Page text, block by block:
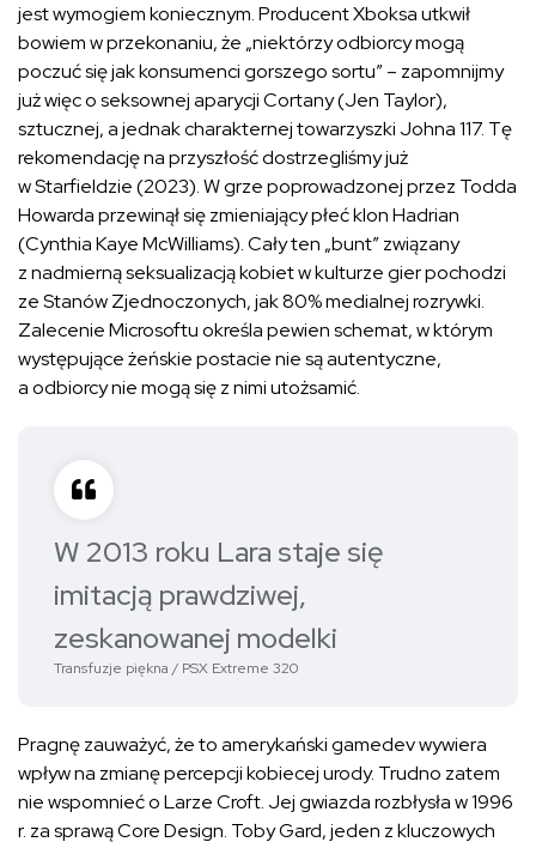
jest wymogiem koniecznym. Producent Xboksa utkwił
bowiem w przekonaniu, że „niektórzy odbiorcy mogą
poczuć się jak konsumenci gorszego sortu” – zapomnijmy
już więc o seksownej aparycji Cortany (Jen Taylor),
sztucznej, a jednak charakternej towarzyszki Johna 117. Tę
rekomendację na przyszłość dostrzegliśmy już
w Starfieldzie (2023). W grze poprowadzonej przez Todda
Howarda przewinął się zmieniający płeć klon Hadrian
(Cynthia Kaye McWilliams). Cały ten „bunt” związany
z nadmierną seksualizacją kobiet w kulturze gier pochodzi
ze Stanów Zjednoczonych, jak 80% medialnej rozrywki.
Zalecenie Microsoftu określa pewien schemat, w którym
występujące żeńskie postacie nie są autentyczne,
a odbiorcy nie mogą się z nimi utożsamić.
W 2013 roku Lara staje się
imitacją prawdziwej,
zeskanowanej modelki
Transfuzje piękna / PSX Extreme 320
Pragnę zauważyć, że to amerykański gamedev wywiera
wpływ na zmianę percepcji kobiecej urody. Trudno zatem
nie wspomnieć o Larze Croft. Jej gwiazda rozbłysła w 1996
r. za sprawą Core Design. Toby Gard, jeden z kluczowych